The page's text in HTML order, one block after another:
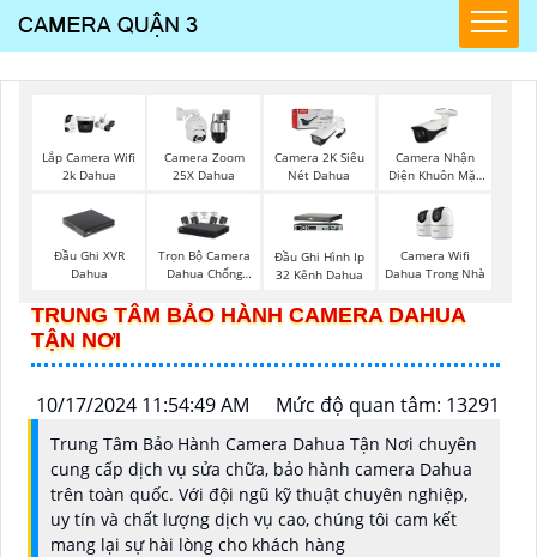
Lắp Camera Wifi
2k Dahua
Camera Zoom
25X Dahua
Camera 2K Siêu
Nét Dahua
Camera Nhận
Diện Khuôn Mặt
Đầu Ghi XVR
Dahua
Trọn Bộ Camera
Dahua Chống
Đầu Ghi Hình Ip
32 Kênh Dahua
Camera Wifi
Dahua Trong Nhà
TRUNG TÂM BẢO HÀNH CAMERA DAHUA
TẬN NƠI
10/17/2024 11:54:49 AM Mức độ quan tâm: 13291
Trung Tâm Bảo Hành Camera Dahua Tận Nơi chuyên
cung cấp dịch vụ sửa chữa, bảo hành camera Dahua
trên toàn quốc. Với đội ngũ kỹ thuật chuyên nghiệp,
uy tín và chất lượng dịch vụ cao, chúng tôi cam kết
mang lại sự hài lòng cho khách hàng